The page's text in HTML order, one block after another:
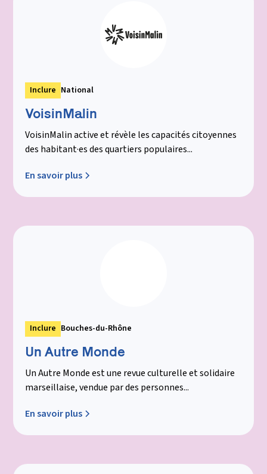
Inclure National
VoisinMalin
VoisinMalin active et révèle les capacités citoyennes
des habitant·es des quartiers populaires...
En savoir plus
Inclure Bouches-du-Rhône
Un Autre Monde
Un Autre Monde est une revue culturelle et solidaire
marseillaise, vendue par des personnes...
En savoir plus